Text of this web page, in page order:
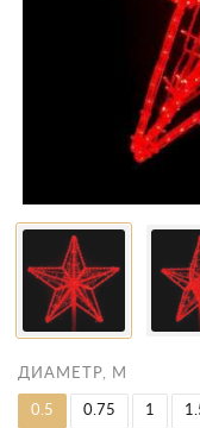
ДИАМЕТР, М
0.5 0.75 1